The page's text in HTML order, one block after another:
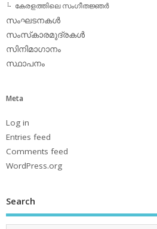
കേരളത്തിലെ സംഗീതജ്ഞര്‍
സംഘടനകള്‍
സംസ്‌കാരമുദ്രകള്‍
സിനിമാഗാനം
സ്ഥാപനം
Meta
Log in
Entries feed
Comments feed
WordPress.org
Search